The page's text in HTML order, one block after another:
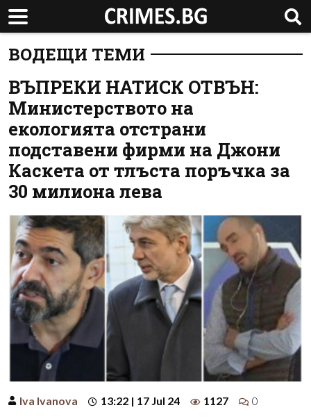
ВОДЕЩИ ТЕМИ
ВЪПРЕКИ НАТИСК ОТВЪН:
Министерството на
екологията отстрани
подставени фирми на Джони
Каскета от тлъста поръчка за
30 милиона лева
Iva Ivanova 13:22 | 17 Jul 24 1127 0